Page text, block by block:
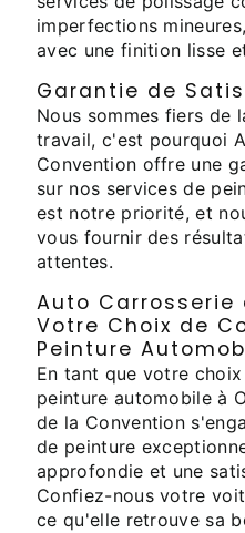
imperfections
avec une finition lisse
Garantie de
Nous sommes fiers de
travail, c'est pourquoi
Convention offre une
sur nos services de
est notre priorité, et
vous fournir des
attentes.
Auto Carrosserie
Votre Choix de
Peinture
En tant que votre
peinture automobile à
de la Convention
de peinture
approfondie et une
Confiez-nous votre
ce qu'elle retrouve sa